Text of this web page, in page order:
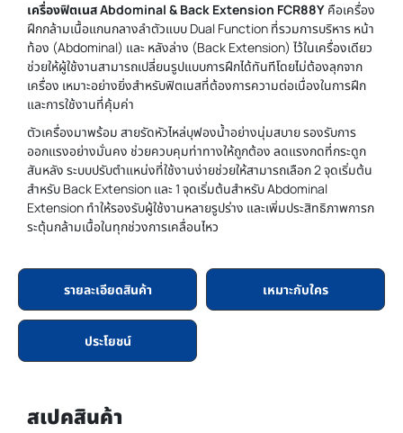
เครื่องฟิตเนส Abdominal & Back Extension FCR88Y คือเครื่อง
ฝึกกล้ามเนื้อแกนกลางลำตัวแบบ Dual Function ที่รวมการบริหาร หน้า
ท้อง (Abdominal) และ หลังล่าง (Back Extension) ไว้ในเครื่องเดียว
ช่วยให้ผู้ใช้งานสามารถเปลี่ยนรูปแบบการฝึกได้ทันทีโดยไม่ต้องลุกจาก
เครื่อง เหมาะอย่างยิ่งสำหรับฟิตเนสที่ต้องการความต่อเนื่องในการฝึก
และการใช้งานที่คุ้มค่า
ตัวเครื่องมาพร้อม สายรัดหัวไหล่บุฟองน้ำอย่างนุ่มสบาย รองรับการ
ออกแรงอย่างมั่นคง ช่วยควบคุมท่าทางให้ถูกต้อง ลดแรงกดที่กระดูก
สันหลัง ระบบปรับตำแหน่งที่ใช้งานง่ายช่วยให้สามารถเลือก 2 จุดเริ่มต้น
สำหรับ Back Extension และ 1 จุดเริ่มต้นสำหรับ Abdominal
Extension ทำให้รองรับผู้ใช้งานหลายรูปร่าง และเพิ่มประสิทธิภาพการก
ระตุ้นกล้ามเนื้อในทุกช่วงการเคลื่อนไหว
รายละเอียดสินค้า เหมาะกับใคร
ประโยชน์
สเปคสินค้า